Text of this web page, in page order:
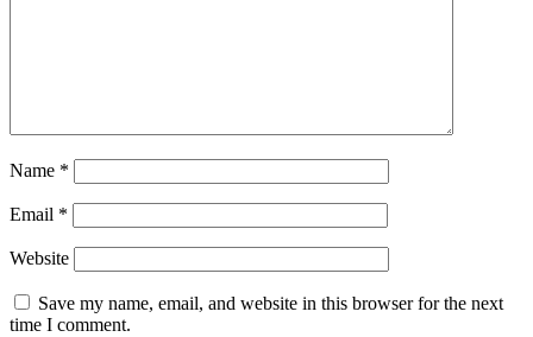
Name *
Email *
Website
Save my name, email, and website in this browser for the next
time I comment.